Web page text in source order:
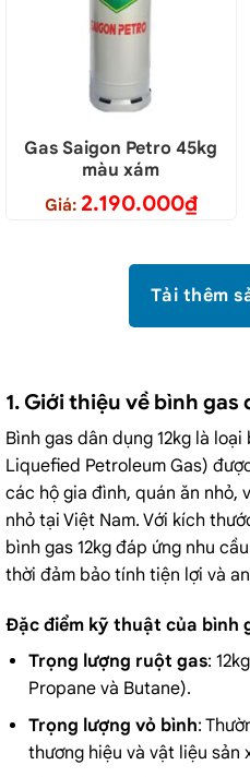
Gas Saigon Petro 45kg
màu xám
Giá: 2.190.000₫
Tải thêm
1. Giới thiệu về bình gas
Bình gas dân dụng 12kg là
Liquefied Petroleum Gas)
các hộ gia đình, quán ăn nhỏ,
nhỏ tại Việt Nam. Với kích
bình gas 12kg đáp ứng nhu
thời đảm bảo tính tiện lợi và
Đặc điểm kỹ thuật của bình
Trọng lượng ruột gas:
Propane và Butane).
Trọng lượng vỏ bình:
thương hiệu và vật liệu sản